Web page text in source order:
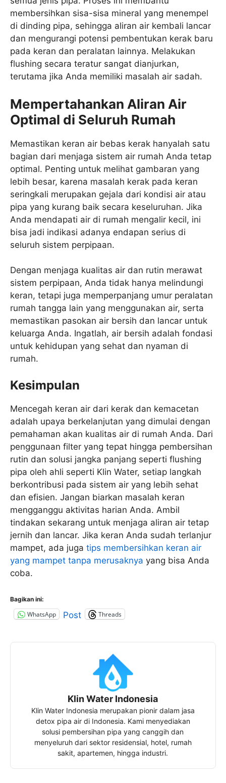
membersihkan sisa-sisa mineral yang menempel
di dinding pipa, sehingga aliran air kembali lancar
dan mengurangi potensi pembentukan kerak baru
pada keran dan peralatan lainnya. Melakukan
flushing secara teratur sangat dianjurkan,
terutama jika Anda memiliki masalah air sadah.
Mempertahankan Aliran Air
Optimal di Seluruh Rumah
Memastikan keran air bebas kerak hanyalah satu
bagian dari menjaga sistem air rumah Anda tetap
optimal. Penting untuk melihat gambaran yang
lebih besar, karena masalah kerak pada keran
seringkali merupakan gejala dari kondisi air atau
pipa yang kurang baik secara keseluruhan. Jika
Anda mendapati air di rumah mengalir kecil, ini
bisa jadi indikasi adanya endapan serius di
seluruh sistem perpipaan.
Dengan menjaga kualitas air dan rutin merawat
sistem perpipaan, Anda tidak hanya melindungi
keran, tetapi juga memperpanjang umur peralatan
rumah tangga lain yang menggunakan air, serta
memastikan pasokan air bersih dan lancar untuk
keluarga Anda. Ingatlah, air bersih adalah fondasi
untuk kehidupan yang sehat dan nyaman di
rumah.
Kesimpulan
Mencegah keran air dari kerak dan kemacetan
adalah upaya berkelanjutan yang dimulai dengan
pemahaman akan kualitas air di rumah Anda. Dari
penggunaan filter yang tepat hingga pembersihan
rutin dan solusi jangka panjang seperti flushing
pipa oleh ahli seperti Klin Water, setiap langkah
berkontribusi pada sistem air yang lebih sehat
dan efisien. Jangan biarkan masalah keran
mengganggu aktivitas harian Anda. Ambil
tindakan sekarang untuk menjaga aliran air tetap
jernih dan lancar. Jika keran Anda sudah terlanjur
mampet, ada juga tips membersihkan keran air
yang mampet tanpa merusaknya yang bisa Anda
coba.
Bagikan ini:
WhatsApp Post Threads
Klin Water Indonesia
Klin Water Indonesia merupakan pionir dalam jasa
detox pipa air di Indonesia. Kami menyediakan
solusi pembersihan pipa yang canggih dan
menyeluruh dari sektor residensial, hotel, rumah
sakit, apartemen, hingga industri.